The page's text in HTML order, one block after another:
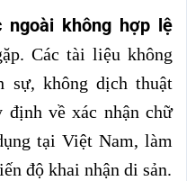
không hợp lệ
Các tài liệu không
sự, không dịch thuật
định về xác nhận chữ
tại Việt Nam, làm
độ khai nhận di sản.